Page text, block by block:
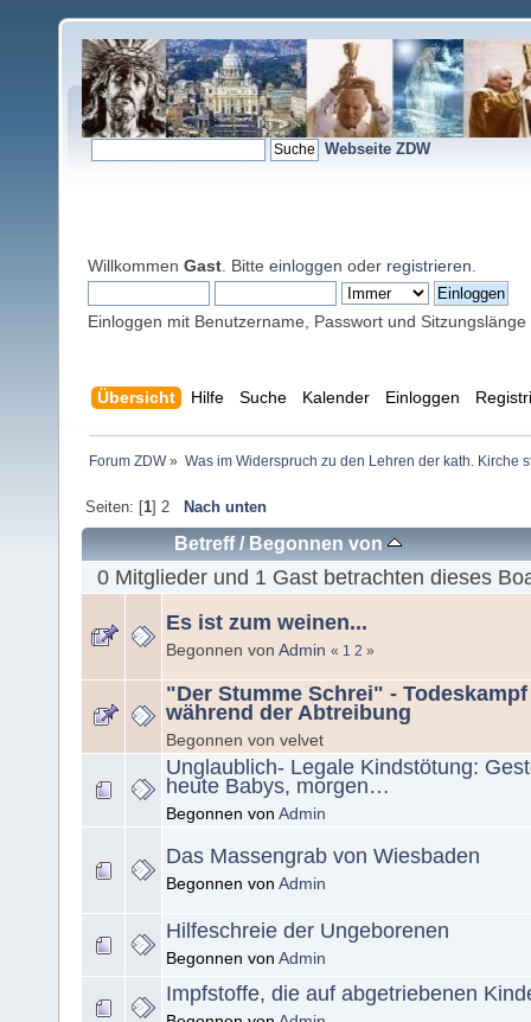
Webseite ZDW
Willkommen Gast . Bitte einloggen oder registrieren
Einloggen mit Benutzername, Passwort und Sitzungslänge
Übersicht Hilfe Suche Kalender Einloggen
Forum ZDW» Was im Widerspruch zu den Lehren der kath. Kirche
Seiten: [1] 2 Nach unten
Betreff/ Begonnen von
0 Mitglieder und 1 Gast betrachten dieses
Es ist zum weinen...
Begonnen von Admin « 1 2 »
"Der Stumme Schrei" -
während der Abtreibung
Begonnen von velvet
Unglaublich- Legale Kindstötung:
heute Babys, morgen…
Begonnen von Admin
Das Massengrab von Wiesbaden
Begonnen von Admin
Hilfeschreie der Ungeborenen
Begonnen von Admin
Impfstoffe, die auf abgetriebenen